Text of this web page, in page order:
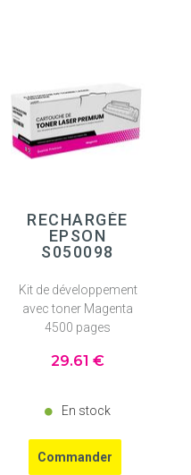
RECHARGÉE
EPSON
S050098
Kit de développement
avec toner Magenta
4500 pages
29.61 €
En stock